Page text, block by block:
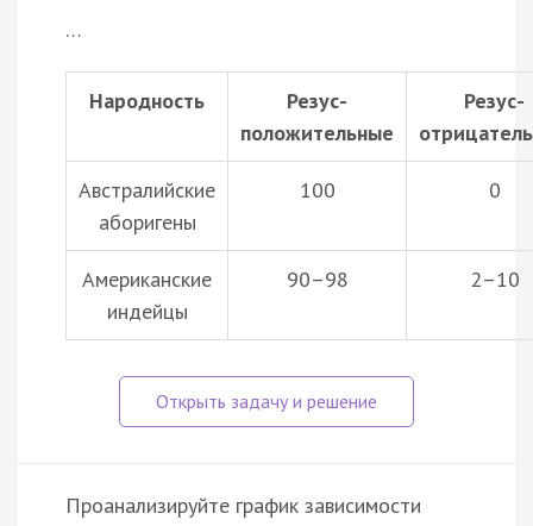
…
Народность
Резус-
положительные
Резус-
Австралийские
аборигены
100 0
Американские
индейцы
90–98 2–10
Проанализируйте график зависимости